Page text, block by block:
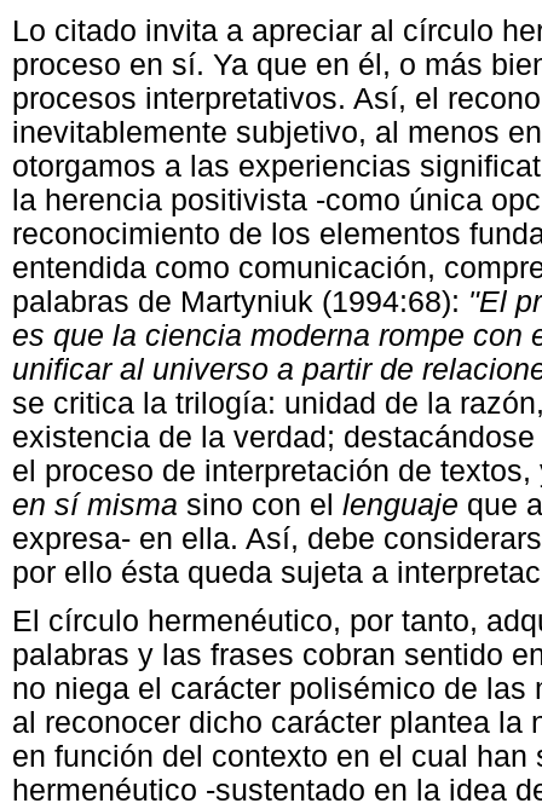
Lo citado invita a apreciar al círculo
proceso en sí. Ya que en él, o más
procesos interpretativos. Así, el
inevitablemente subjetivo, al menos
otorgamos a las experiencias
la herencia positivista -como única
reconocimiento de los elementos
entendida como comunicación,
palabras de Martyniuk (1994:68): "El
es que la ciencia moderna rompe con
unificar al universo a partir de
se critica la trilogía: unidad de la
existencia de la verdad;
el proceso de interpretación de
en sí misma sino con el lenguaje que
expresa- en ella. Así, debe
por ello ésta queda sujeta a
El círculo hermenéutico, por tanto,
palabras y las frases cobran sentido
no niega el carácter polisémico de
al reconocer dicho carácter plantea la
en función del contexto en el cual
hermenéutico -sustentado en la idea